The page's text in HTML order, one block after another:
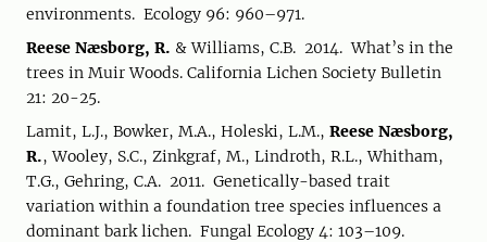
environments. Ecology 96: 960–971.
Reese Næsborg, R. & Williams, C.B. 2014. What’s in the
trees in Muir Woods. California Lichen Society Bulletin
21: 20-25.
Lamit, L.J., Bowker, M.A., Holeski, L.M., Reese Næsborg,
R., Wooley, S.C., Zinkgraf, M., Lindroth, R.L., Whitham,
T.G., Gehring, C.A. 2011. Genetically-based trait
variation within a foundation tree species influences a
dominant bark lichen. Fungal Ecology 4: 103–109.